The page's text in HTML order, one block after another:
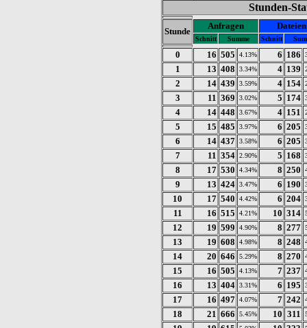
Stunden-
Stunde
Anfragen Dateien
Schnitt Summe Schnitt
0 16 505 4.13% 6 186
1 13 408 3.34% 4 139
2 14 439 3.59% 4 154
3 11 369 3.02% 5 174
4 14 448 3.67% 4 151
5 15 485 3.97% 6 205
6 14 437 3.58% 6 205
7 11 354 2.90% 5 168
8 17 530 4.34% 8 250
9 13 424 3.47% 6 190
10 17 540 4.42% 6 204
11 16 515 4.21% 10 314
12 19 599 4.90% 8 277
13 19 608 4.98% 8 248
14 20 646 5.29% 8 270
15 16 505 4.13% 7 237
16 13 404 3.31% 6 195
17 16 497 4.07% 7 242
18 21 666 5.45% 10 311